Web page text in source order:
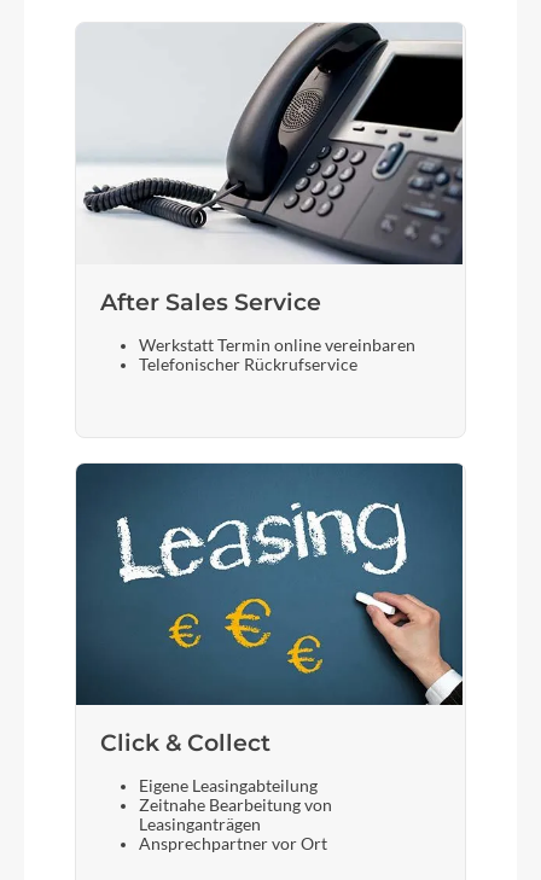
After Sales Service
Werkstatt Termin online vereinbaren
Telefonischer Rückrufservice
Click & Collect
Eigene Leasingabteilung
Zeitnahe Bearbeitung von
Leasinganträgen
Ansprechpartner vor Ort